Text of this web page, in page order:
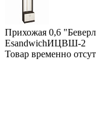
Прихожая 0,6
EsandwichИЦВШ-2
Товар временно